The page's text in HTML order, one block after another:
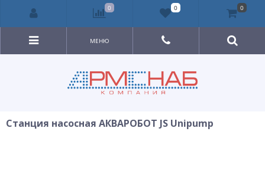
МЕНЮ
Станция насосная АКВАРОБОТ JS Unipump
0 0 0